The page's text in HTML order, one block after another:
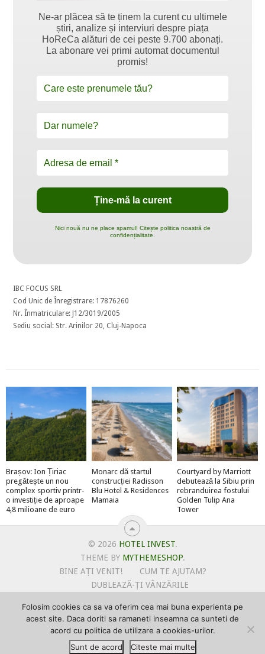
Ne-ar plăcea să te ținem la curent cu ultimele
știri, analize și interviuri despre piața
HoReCa alături de cei peste 9.700 abonați.
La abonare vei primi automat documentul
promis!
Nici nouă nu ne place spamul! Citește politica noastră de
confidențialitate.
IBC FOCUS SRL
Cod Unic de Înregistrare: 17876260
Nr. Înmatriculare: J12/3019/2005
Sediu social: Str. Arinilor 20, Cluj-Napoca
Brașov: Ion Țiriac
pregătește un nou
complex sportiv printr-
o investiție de aproape
4,8 milioane de euro
Monarc dă startul
construcției Radisson
Blu Hotel & Residences
Mamaia
Courtyard by Marriott
debutează la Sibiu prin
rebranduirea fostului
Golden Tulip Ana
Tower
© 2026 HOTEL INVEST.
THEME BY MYTHEMESHOP.
BINE AȚI VENIT!
CUM TE AJUTAM?
DUBLEAZĂ-ȚI VÂNZĂRILE
POLITICA DE UTILIZARE COOKIE-URI
PRIMEȘTI GRATUIT MEGA-CADOURI LA ABONARE
PROMOVEAZĂ-TE PE HOTELINVEST
Folosim cookies ca sa va oferim cea mai buna experienta pe
acest site. Daca doriti sa ramaneti inseamna ca sunteti de
acord cu politica de utilizare a cookies-urilor.
Sunt de acord
Citeste mai multe